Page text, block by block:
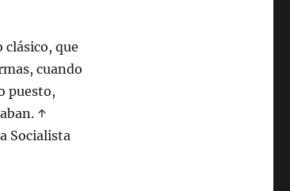
que
cuando
puesto,
↑
Socialista